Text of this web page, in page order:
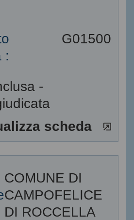
:
G01500
-
scheda
COMUNE DI
CAMPOFELICE
DI ROCCELLA